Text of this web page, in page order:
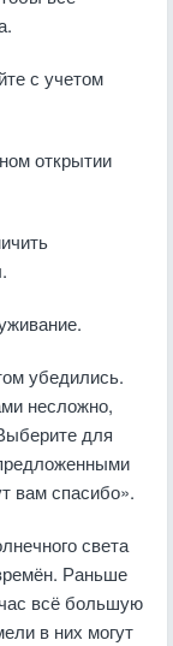
с учетом
открытии
убедились.
несложно,
для
вам спасибо».
света
Раньше
всё большую
в них могут